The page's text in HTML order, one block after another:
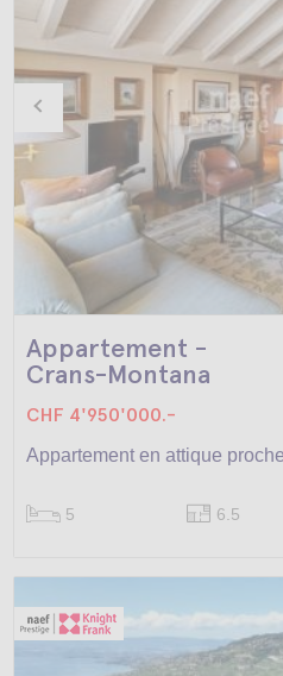
Appartement -
Crans-Montana
CHF 4'950'000.-
Appartement en attique
5 6.5